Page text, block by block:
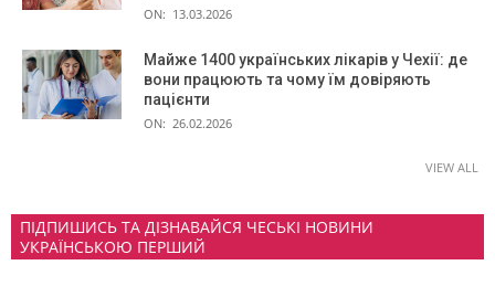
ON: 13.03.2026
Майже 1400 українських лікарів у Чехії: де
вони працюють та чому їм довіряють
пацієнти
ON: 26.02.2026
VIEW ALL
ПІДПИШИСЬ ТА ДІЗНАВАЙСЯ ЧЕСЬКІ НОВИНИ
УКРАЇНСЬКОЮ ПЕРШИЙ